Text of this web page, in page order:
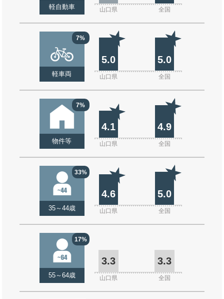
軽自動車 山口県 全国
7%
軽車両
5.0 5.0
山口県 全国
7%
物件等
4.1 4.9
山口県 全国
33%
35～44歳
4.6 5.0
山口県 全国
17%
55～64歳
3.3 3.3
山口県 全国